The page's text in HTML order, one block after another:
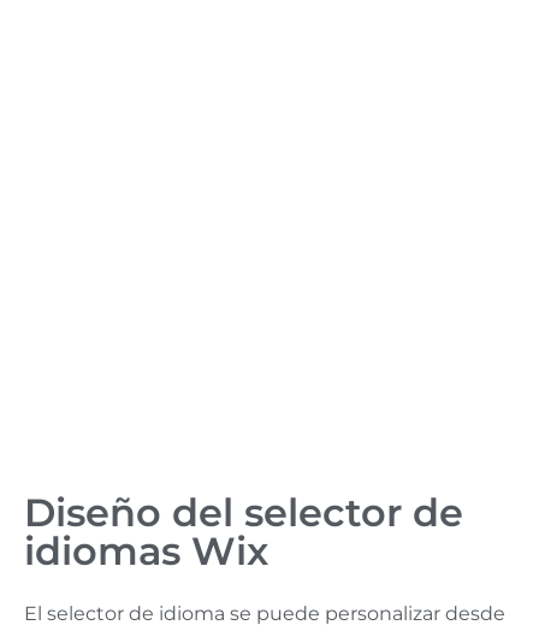
Diseño del selector de
idiomas Wix
El selector de idioma se puede personalizar desde